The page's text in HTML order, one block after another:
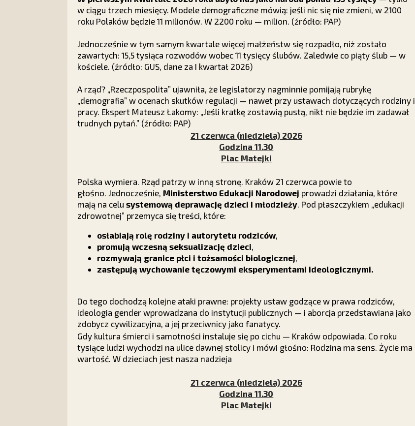
w ciągu trzech miesięcy. Modele demograficzne mówią: jeśli nic się nie zmieni, w 2100
roku Polaków będzie 11 milionów. W 2200 roku — milion. (źródło: PAP)
Jednocześnie w tym samym kwartale więcej małżeństw się rozpadło, niż zostało
zawartych: 15,5 tysiąca rozwodów wobec 11 tysięcy ślubów. Zaledwie co piąty ślub — w
kościele. (źródło: GUS, dane za I kwartał 2026)
A rząd? „Rzeczpospolita” ujawniła, że legislatorzy nagminnie pomijają rubrykę
„demografia” w ocenach skutków regulacji — nawet przy ustawach dotyczących rodziny i
pracy. Ekspert Mateusz Łakomy: „Jeśli kratkę zostawią pustą, nikt nie będzie im zadawał
trudnych pytań.” (źródło: PAP)
21 czerwca (niedziela) 2026
Godzina 11.30
Plac Matejki
Polska wymiera. Rząd patrzy w inną stronę. Kraków 21 czerwca powie to
głośno. Jednocześnie, Ministerstwo Edukacji Narodowej prowadzi działania, które
mają na celu systemową deprawację dzieci i młodzieży . Pod płaszczykiem „edukacji
zdrowotnej” przemyca się treści, które:
osłabiają rolę rodziny i autorytetu rodziców
promują wczesną seksualizację dzieci
rozmywają granice płci i tożsamości biologicznej
zastępują wychowanie tęczowymi eksperymentami ideologicznymi.
Do tego dochodzą kolejne ataki prawne: projekty ustaw godzące w prawa rodziców,
ideologia gender wprowadzana do instytucji publicznych — i aborcja przedstawiana jako
zdobycz cywilizacyjna, a jej przeciwnicy jako fanatycy.
Gdy kultura śmierci i samotności instaluje się po cichu — Kraków odpowiada. Co roku
tysiące ludzi wychodzi na ulice dawnej stolicy i mówi głośno: Rodzina ma sens. Życie ma
wartość. W dzieciach jest nasza nadzieja
21 czerwca (niedziela) 2026
Godzina 11.30
Plac Matejki